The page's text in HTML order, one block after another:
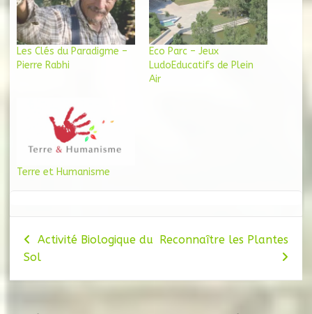
Les Clés du Paradigme –
Pierre Rabhi
Eco Parc – Jeux
LudoEducatifs de Plein
Air
Terre et Humanisme
Navigation
de
l’article
Activité Biologique du
Sol
Reconnaître les Plantes